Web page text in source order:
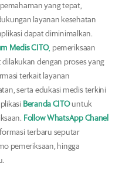
yang tepat,
layanan kesehatan
dapat diminimalkan.
Medis CITO, pemeriksaan
dengan proses yang
terkait layanan
serta edukasi medis terkini
Beranda CITO untuk
Follow WhatsApp Chanel
terbaru seputar
pemeriksaan, hingga